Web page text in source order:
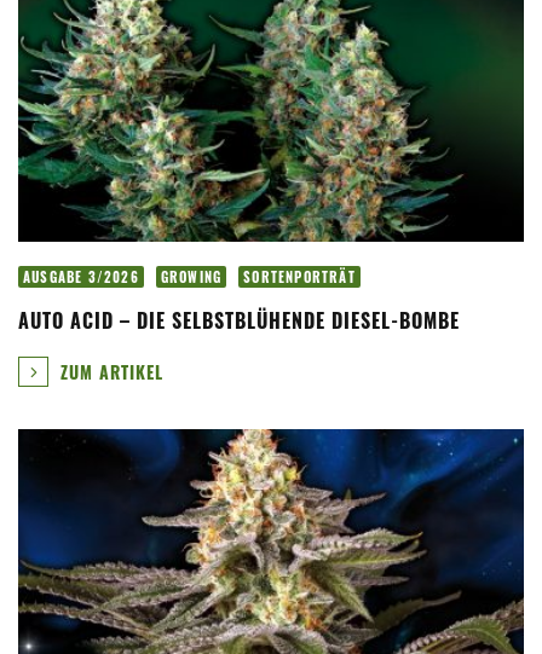
AUSGABE 3/2026 GROWING SORTENPORTRÄT
AUTO ACID – DIE SELBSTBLÜHENDE DIESEL-BOMBE
ZUM ARTIKEL